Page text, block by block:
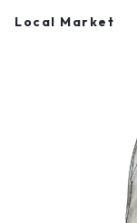
Local Market